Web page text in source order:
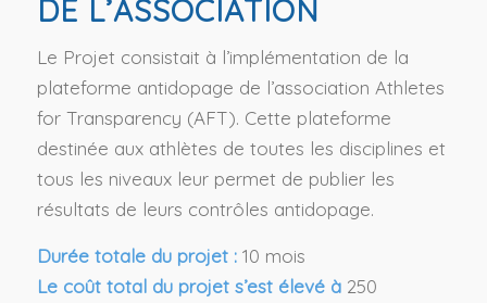
DE L’ASSOCIATION
Le Projet consistait à l’implémentation de la
plateforme antidopage de l’association Athletes
for Transparency (AFT). Cette plateforme
destinée aux athlètes de toutes les disciplines et
tous les niveaux leur permet de publier les
résultats de leurs contrôles antidopage.
Durée totale du projet :10 mois
Le coût total du projet s’est élevé à 250